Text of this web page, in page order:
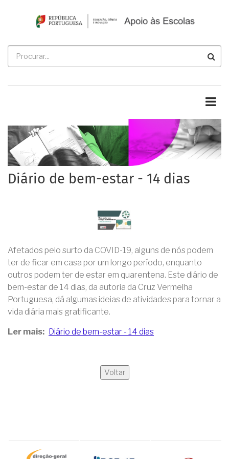
conteúdo
principal
Diário de bem-estar - 14 dias
Afetados pelo surto da COVID-19, alguns de nós podem
ter de ficar em casa por um longo período, enquanto
outros podem ter de estar em quarentena. Este diário de
bem-estar de 14 dias, da autoria da Cruz Vermelha
Portuguesa, dá algumas ideias de atividades para tornar a
vida diária mais gratificante.
Ler mais Diário de bem-estar - 14 dias
Voltar